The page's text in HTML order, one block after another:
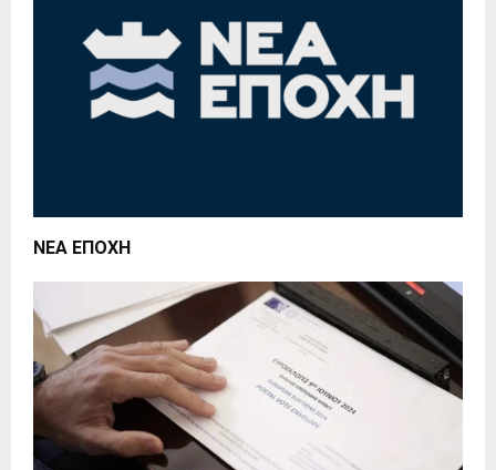
ΝΕΑ ΕΠΟΧΗ